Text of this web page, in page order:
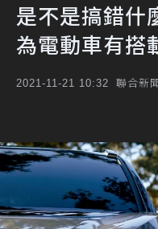
是不是搞錯什
為電動車有搭
2021-11-21 10:32 聯合新